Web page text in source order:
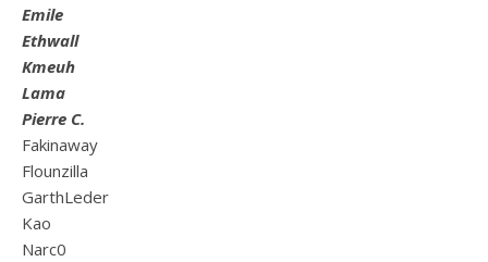
Emile
Ethwall
Kmeuh
Lama
Pierre C.
Fakinaway
Flounzilla
GarthLeder
Kao
Narc0